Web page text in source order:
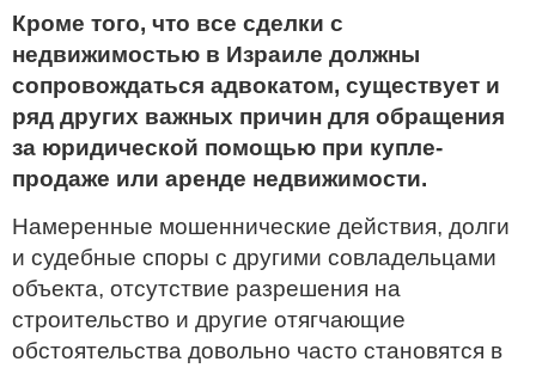
Кроме того, что все сделки с
недвижимостью в Израиле должны
сопровождаться адвокатом, существует и
ряд других важных причин для обращения
за юридической помощью при купле-
продаже или аренде недвижимости.
Намеренные мошеннические действия, долги
и судебные споры с другими совладельцами
объекта, отсутствие разрешения на
строительство и другие отягчающие
обстоятельства довольно часто становятся в